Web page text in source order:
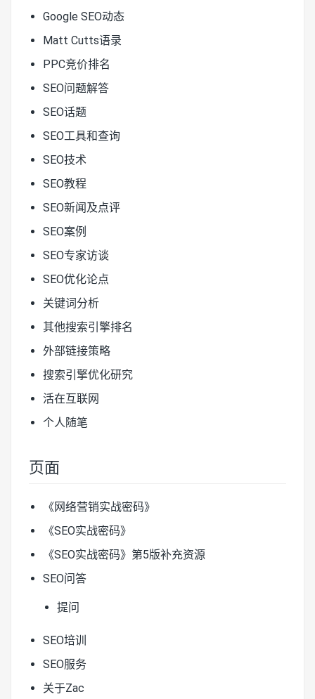
Google SEO动态
Matt Cutts语录
PPC竞价排名
SEO问题解答
SEO话题
SEO工具和查询
SEO技术
SEO教程
SEO新闻及点评
SEO案例
SEO专家访谈
SEO优化论点
关键词分析
其他搜索引擎排名
外部链接策略
搜索引擎优化研究
活在互联网
个人随笔
页面
《网络营销实战密码》
《SEO实战密码》
《SEO实战密码》第5版补充资源
SEO问答
提问
SEO培训
SEO服务
关于Zac